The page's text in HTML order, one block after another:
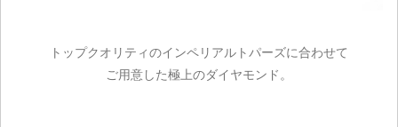
トップクオリティのインペリアルトパーズに合わせて
ご用意した極上のダイヤモンド。